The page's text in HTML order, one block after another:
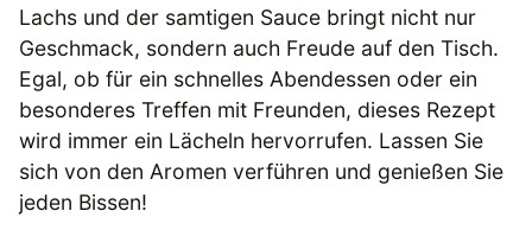
Lachs und der samtigen Sauce bringt nicht nur
Geschmack, sondern auch Freude auf den Tisch.
Egal, ob für ein schnelles Abendessen oder ein
besonderes Treffen mit Freunden, dieses Rezept
wird immer ein Lächeln hervorrufen. Lassen Sie
sich von den Aromen verführen und genießen Sie
jeden Bissen!